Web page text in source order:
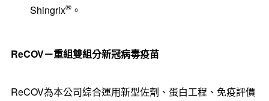
Shingrix®。
ReCOV－重組雙組分新冠病毒疫苗
ReCOV為本公司綜合運用新型佐劑、蛋白工程、免疫評價